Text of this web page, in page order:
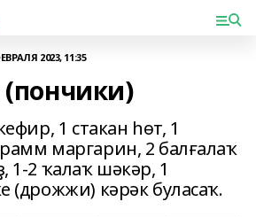
2023, 11:35
1 стакан һөт, 1
маргарин, 2 балғалаҡ
1-2 ҡалаҡ шәкәр, 1
(дрожжи) кәрәк буласаҡ.